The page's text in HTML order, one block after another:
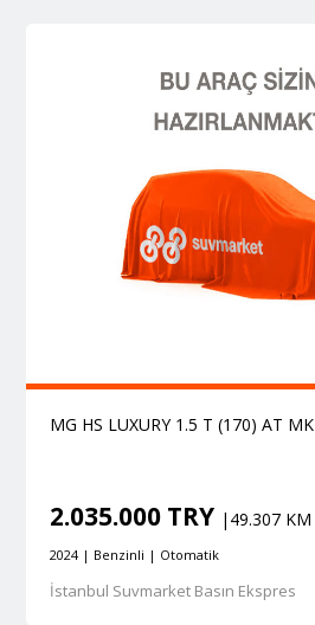
MG HS LUXURY 1.5 T (170) AT MK
2.035.000 TRY |49.307 KM
2024 | Benzinli | Otomatik
İstanbul Suvmarket Basın Ekspres